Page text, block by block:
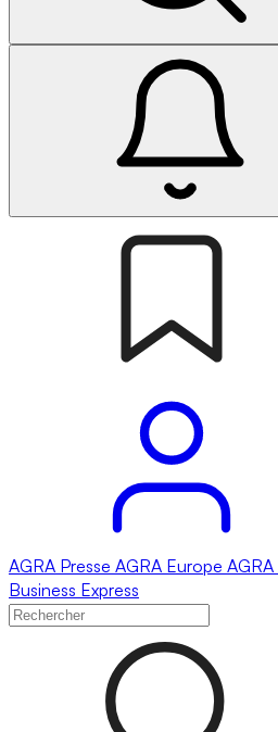
AGRA Presse AGRA Europe AGRA
Business Express